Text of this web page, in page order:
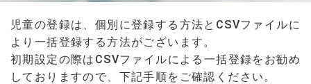
児童の登録は、個別に登録する方法とCSVファイルに
より一括登録する方法がございます。
初期設定の際はCSVファイルによる一括登録をお勧め
しておりますので、下記手順をご確認ください。